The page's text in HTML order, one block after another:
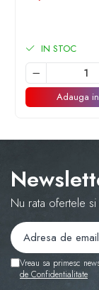
Balonul se
Poate fi umflat
Pentru a
expunerea
condiții extreme.
Alege
experiența
IN STOC
Adauga
Nu rata ofertele
Vreau sa primesc
de Confidentialitate